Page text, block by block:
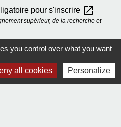
pour s'inscrire open_in_new
supérieur, de la recherche et
supérieur, de la recherche et
open_in_new
you control over what you want
all cookies Personalize